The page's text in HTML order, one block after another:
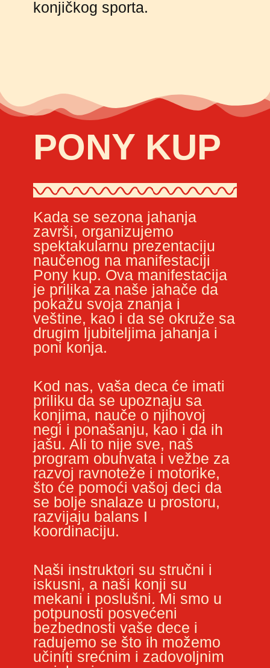
konjičkog sporta.
PONY KUP
Kada se sezona jahanja
završi, organizujemo
spektakularnu prezentaciju
naučenog na manifestaciji
Pony kup. Ova manifestacija
je prilika za naše jahače da
pokažu svoja znanja i
veštine, kao i da se okruže sa
drugim ljubiteljima jahanja i
poni konja.
Kod nas, vaša deca će imati
priliku da se upoznaju sa
konjima, nauče o njihovoj
negi i ponašanju, kao i da ih
jašu. Ali to nije sve, naš
program obuhvata i vežbe za
razvoj ravnoteže i motorike,
što će pomoći vašoj deci da
se bolje snalaze u prostoru,
razvijaju balans I
koordinaciju.
Naši instruktori su stručni i
iskusni, a naši konji su
mekani i poslušni. Mi smo u
potpunosti posvećeni
bezbednosti vaše dece i
radujemo se što ih možemo
učiniti srećnim i zadovoljnim